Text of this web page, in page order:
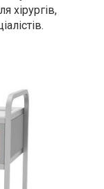
хірургів,